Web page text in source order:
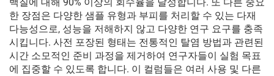
한 장점은 다양한 샘플 유형과 부피를 처리할 수 있는 다재
다능성으로, 성능을 저해하지 않고 다양한 연구 요구를 충족
시킵니다. 사전 포장된 형태는 전통적인 탈염 방법과 관련된
시간 소모적인 준비 과정을 제거하여 연구자들이 실험 목표
에 집중할 수 있도록 합니다. 이 컬럼들은 여러 사용 및 다른